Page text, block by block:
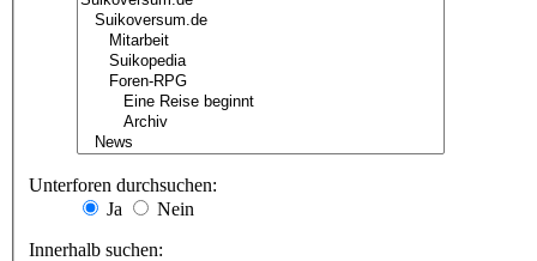
Unterforen durchsuchen:
Ja
Nein
Innerhalb suchen: